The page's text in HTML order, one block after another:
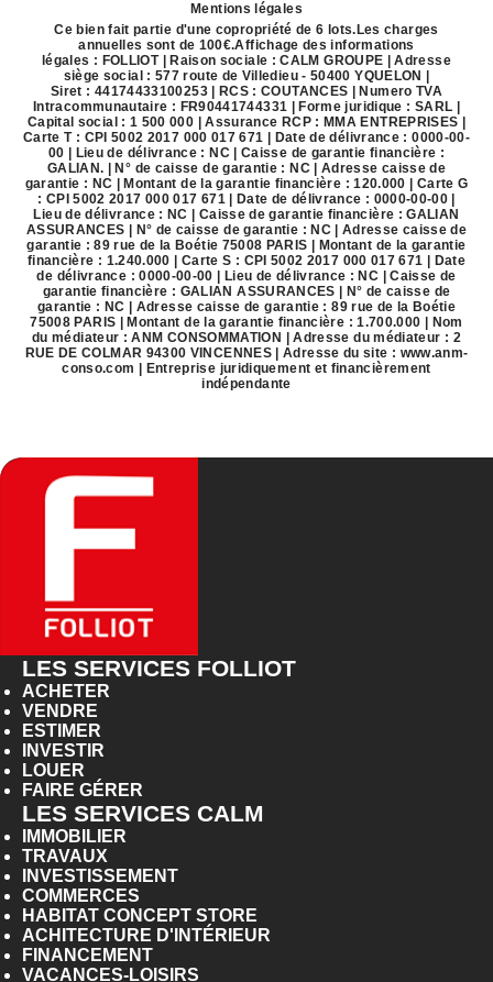
Mentions légales
Ce bien fait partie d'une copropriété de 6 lots.Les charges
annuelles sont de 100€.Affichage des informations
légales : FOLLIOT | Raison sociale : CALM GROUPE | Adresse
siège social : 577 route de Villedieu - 50400 YQUELON |
Siret : 44174433100253 | RCS : COUTANCES | Numero TVA
Intracommunautaire : FR90441744331 | Forme juridique : SARL |
Capital social : 1 500 000 | Assurance RCP : MMA ENTREPRISES |
Carte T : CPI 5002 2017 000 017 671 | Date de délivrance : 0000-00-
00 | Lieu de délivrance : NC | Caisse de garantie financière :
GALIAN. | N° de caisse de garantie : NC | Adresse caisse de
garantie : NC | Montant de la garantie financière : 120.000 | Carte G
: CPI 5002 2017 000 017 671 | Date de délivrance : 0000-00-00 |
Lieu de délivrance : NC | Caisse de garantie financière : GALIAN
ASSURANCES | N° de caisse de garantie : NC | Adresse caisse de
garantie : 89 rue de la Boétie 75008 PARIS | Montant de la garantie
financière : 1.240.000 | Carte S : CPI 5002 2017 000 017 671 | Date
de délivrance : 0000-00-00 | Lieu de délivrance : NC | Caisse de
garantie financière : GALIAN ASSURANCES | N° de caisse de
garantie : NC | Adresse caisse de garantie : 89 rue de la Boétie
75008 PARIS | Montant de la garantie financière : 1.700.000 | Nom
du médiateur : ANM CONSOMMATION | Adresse du médiateur : 2
RUE DE COLMAR 94300 VINCENNES | Adresse du site : www.anm-
conso.com
Entreprise juridiquement et financièrement
indépendante
LES SERVICES FOLLIOT
ACHETER
VENDRE
ESTIMER
INVESTIR
LOUER
FAIRE GÉRER
LES SERVICES CALM
IMMOBILIER
TRAVAUX
INVESTISSEMENT
COMMERCES
HABITAT CONCEPT STORE
ACHITECTURE D'INTÉRIEUR
FINANCEMENT
VACANCES-LOISIRS